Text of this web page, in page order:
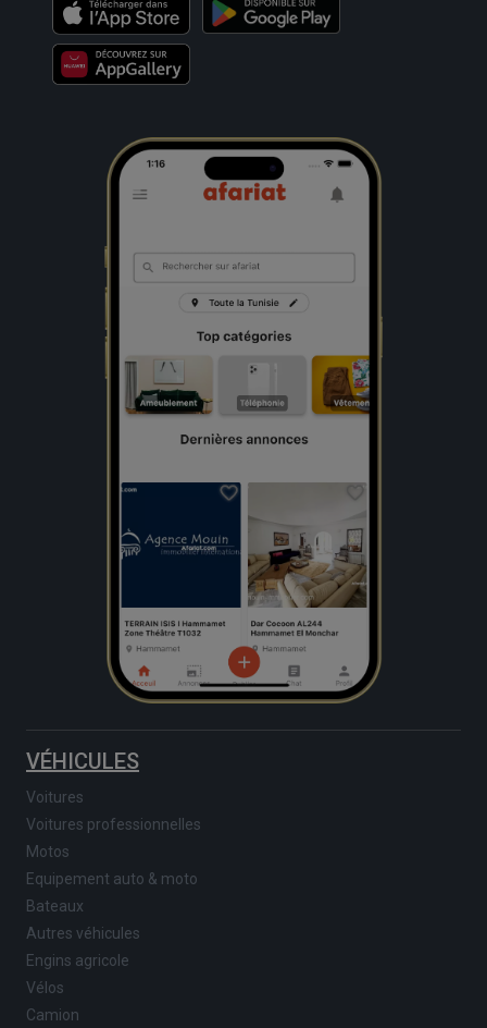
VÉHICULES
Voitures
Voitures professionnelles
Motos
Equipement auto & moto
Bateaux
Autres véhicules
Engins agricole
Vélos
Camion